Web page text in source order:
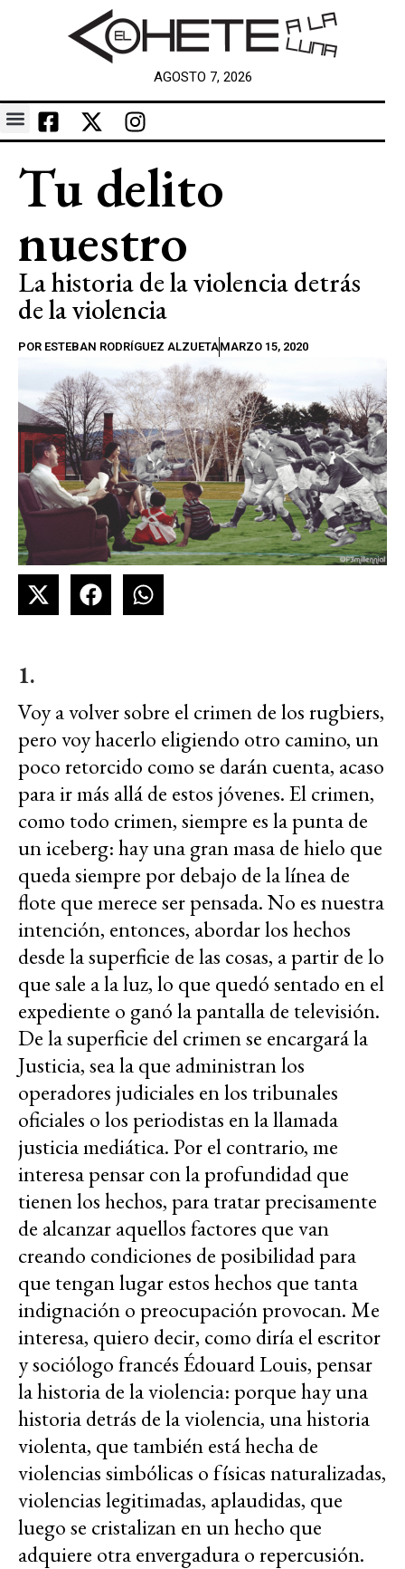
AGOSTO 7, 2026
Tu delito
nuestro
La historia de la violencia detrás
de la violencia
POR ESTEBAN RODRÍGUEZ ALZUETAMARZO 15, 2020
1.
Voy a volver sobre el crimen de los rugbiers,
pero voy hacerlo eligiendo otro camino, un
poco retorcido como se darán cuenta, acaso
para ir más allá de estos jóvenes. El crimen,
como todo crimen, siempre es la punta de
un iceberg: hay una gran masa de hielo que
queda siempre por debajo de la línea de
flote que merece ser pensada. No es nuestra
intención, entonces, abordar los hechos
desde la superficie de las cosas, a partir de lo
que sale a la luz, lo que quedó sentado en el
expediente o ganó la pantalla de televisión.
De la superficie del crimen se encargará la
Justicia, sea la que administran los
operadores judiciales en los tribunales
oficiales o los periodistas en la llamada
justicia mediática. Por el contrario, me
interesa pensar con la profundidad que
tienen los hechos, para tratar precisamente
de alcanzar aquellos factores que van
creando condiciones de posibilidad para
que tengan lugar estos hechos que tanta
indignación o preocupación provocan. Me
interesa, quiero decir, como diría el escritor
y sociólogo francés Édouard Louis, pensar
la historia de la violencia: porque hay una
historia detrás de la violencia, una historia
violenta, que también está hecha de
violencias simbólicas o físicas naturalizadas,
violencias legitimadas, aplaudidas, que
luego se cristalizan en un hecho que
adquiere otra envergadura o repercusión.